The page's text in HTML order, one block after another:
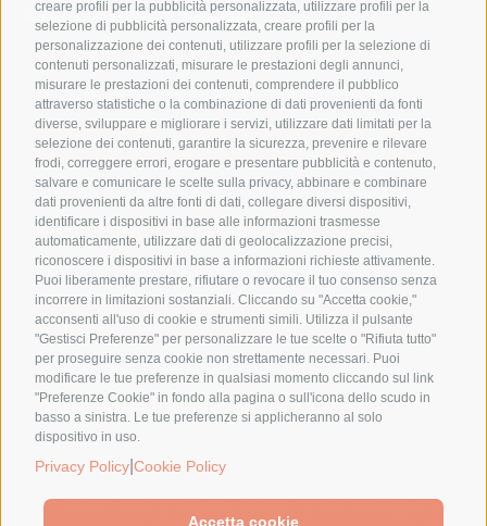
creare profili per la pubblicità personalizzata, utilizzare profili per la
selezione di pubblicità personalizzata, creare profili per la
personalizzazione dei contenuti, utilizzare profili per la selezione di
contenuti personalizzati, misurare le prestazioni degli annunci,
misurare le prestazioni dei contenuti, comprendere il pubblico
attraverso statistiche o la combinazione di dati provenienti da fonti
diverse, sviluppare e migliorare i servizi, utilizzare dati limitati per la
selezione dei contenuti, garantire la sicurezza, prevenire e rilevare
frodi, correggere errori, erogare e presentare pubblicità e contenuto,
salvare e comunicare le scelte sulla privacy, abbinare e combinare
dati provenienti da altre fonti di dati, collegare diversi dispositivi,
identificare i dispositivi in base alle informazioni trasmesse
automaticamente, utilizzare dati di geolocalizzazione precisi,
riconoscere i dispositivi in base a informazioni richieste attivamente.
Puoi liberamente prestare, rifiutare o revocare il tuo consenso senza
incorrere in limitazioni sostanziali. Cliccando su "Accetta cookie,"
acconsenti all'uso di cookie e strumenti simili. Utilizza il pulsante
"Gestisci Preferenze" per personalizzare le tue scelte o "Rifiuta tutto"
per proseguire senza cookie non strettamente necessari. Puoi
modificare le tue preferenze in qualsiasi momento cliccando sul link
"Preferenze Cookie" in fondo alla pagina o sull'icona dello scudo in
basso a sinistra. Le tue preferenze si applicheranno al solo
dispositivo in uso.
Privacy Policy Cookie Policy
Accetta cookie
Ho preso visione dellaprivacy policy
Invia
P.I. 2000 Srl
Via Einstein, 37/39
47122 Forlì (FC)
P.IVA 02236810400
REA Forlì 251327
Cap. Soc 100.000 Euro i.v.
Tel. 0543 796640
Fax. 0543 796626
info@pi2000srl.it
Privacy Policy|Cookie Policy|Preferenze cookie|